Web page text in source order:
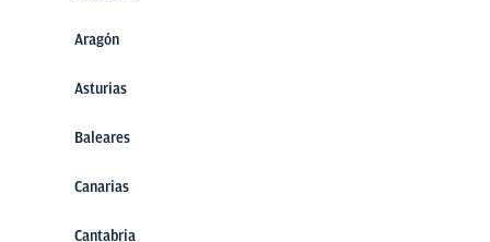
Aragón
Asturias
Baleares
Canarias
Cantabria